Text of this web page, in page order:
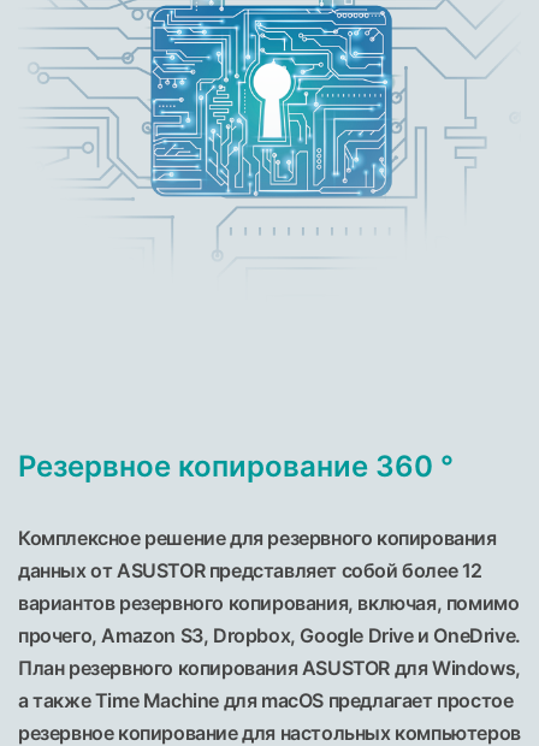
Резервное копирование 360 °
Комплексное решение для резервного копирования
данных от ASUSTOR представляет собой более 12
вариантов резервного копирования, включая, помимо
прочего, Amazon S3, Dropbox, Google Drive и OneDrive.
План резервного копирования ASUSTOR для Windows,
а также Time Machine для macOS предлагает простое
резервное копирование для настольных компьютеров